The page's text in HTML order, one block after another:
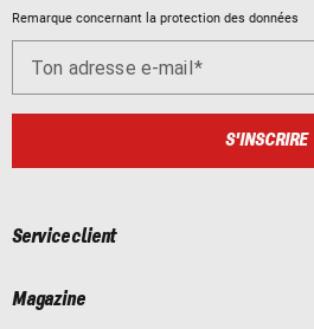
Remarque concernant la protection des données
Ton adresse e-mail
S'INSCRIRE
Service client
Magazine